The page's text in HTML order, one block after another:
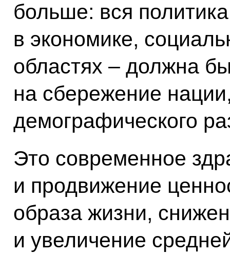
больше: вся
в экономике,
областях – должна
на сбережение
демографического
Это современное
и продвижение
образа жизни,
и увеличение